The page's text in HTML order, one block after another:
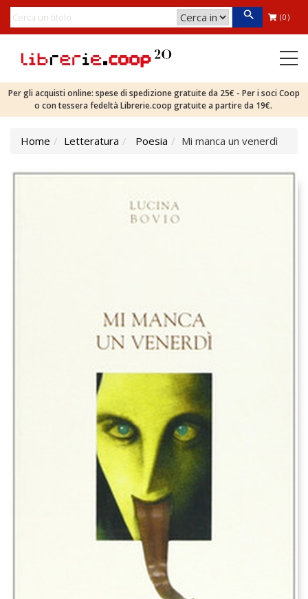
(0)
Per gli acquisti online: spese di spedizione gratuite da 25€ - Per i soci Coop
o con tessera fedeltà Librerie.coop gratuite a partire da 19€.
Home Letteratura Poesia Mi manca un venerdì